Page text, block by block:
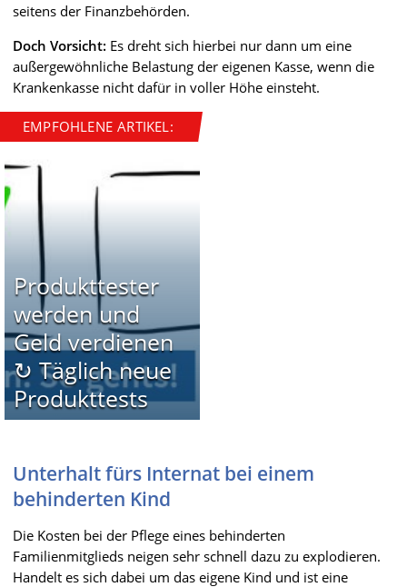
seitens der Finanzbehörden.
Doch Vorsicht: Es dreht sich hierbei nur dann um eine
außergewöhnliche Belastung der eigenen Kasse, wenn die
Krankenkasse nicht dafür in voller Höhe einsteht.
EMPFOHLENE ARTIKEL:
Produkttester
werden und
Geld verdienen
↻ Täglich neue
Produkttests
Unterhalt fürs Internat bei einem
behinderten Kind
Die Kosten bei der Pflege eines behinderten
Familienmitglieds neigen sehr schnell dazu zu explodieren.
Handelt es sich dabei um das eigene Kind und ist eine